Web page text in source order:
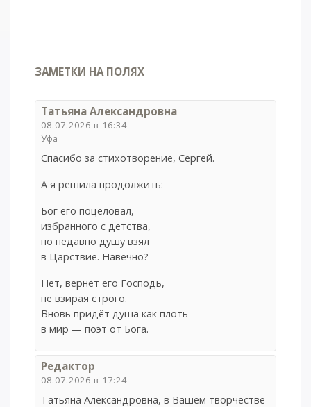
ЗАМЕТКИ НА ПОЛЯХ
Татьяна Александровна
08.07.2026 в 16:34
Уфа
Спасибо за стихотворение, Cергей.
А я решила продолжить:
Бог его поцеловал,
избранного с детства,
но недавно душу взял
в Царствие. Навечно?
Нет, вернёт его Господь,
не взирая строго.
Вновь придёт душа как плоть
в мир — поэт от Бога.
Редактор
08.07.2026 в 17:24
Татьяна Александровна, в Вашем творчестве